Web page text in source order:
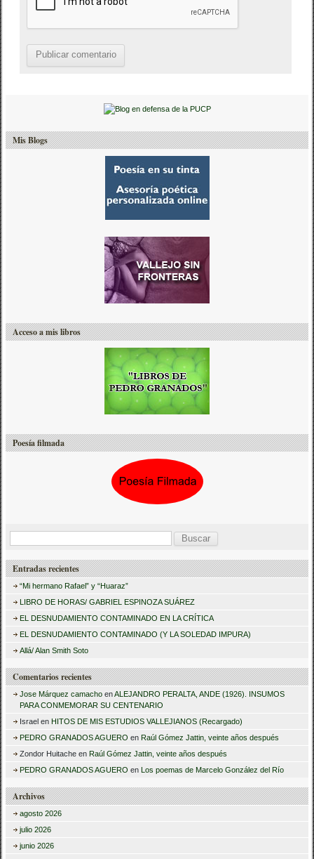
Mis Blogs
Acceso a mis libros
Poesía filmada
s
r
Entradas recientes
“Mi hermano Rafael” y “Huaraz”
LIBRO DE HORAS/ GABRIEL ESPINOZA SUÁREZ
EL DESNUDAMIENTO CONTAMINADO EN LA CRÍTICA
EL DESNUDAMIENTO CONTAMINADO (Y LA SOLEDAD IMPURA)
Allá/ Alan Smith Soto
Comentarios recientes
Jose Márquez camacho enALEJANDRO PERALTA, ANDE (1926). INSUMOS
PARA CONMEMORAR SU CENTENARIO
Israel en HITOS DE MIS ESTUDIOS VALLEJIANOS (Recargado)
PEDRO GRANADOS AGUERO en Raúl Gómez Jattin, veinte años después
Zondor Huitache en Raúl Gómez Jattin, veinte años después
PEDRO GRANADOS AGUERO en Los poemas de Marcelo González del Río
Archivos
agosto 2026
julio 2026
junio 2026